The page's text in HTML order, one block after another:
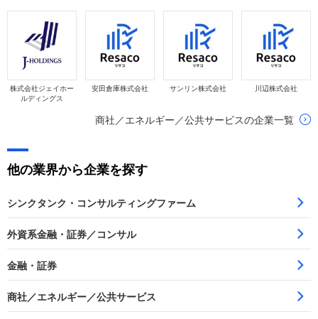
株式会社ジェイホー
ルディングス
安田倉庫株式会社 サンリン株式会社 川辺株式会社
商社／エネルギー／公共サービスの企業一覧
他の業界から企業を探す
シンクタンク・コンサルティングファーム
外資系金融・証券／コンサル
金融・証券
商社／エネルギー／公共サービス